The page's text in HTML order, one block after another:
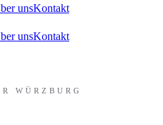
unsKontakt
unsKontakt
WÜRZBURG